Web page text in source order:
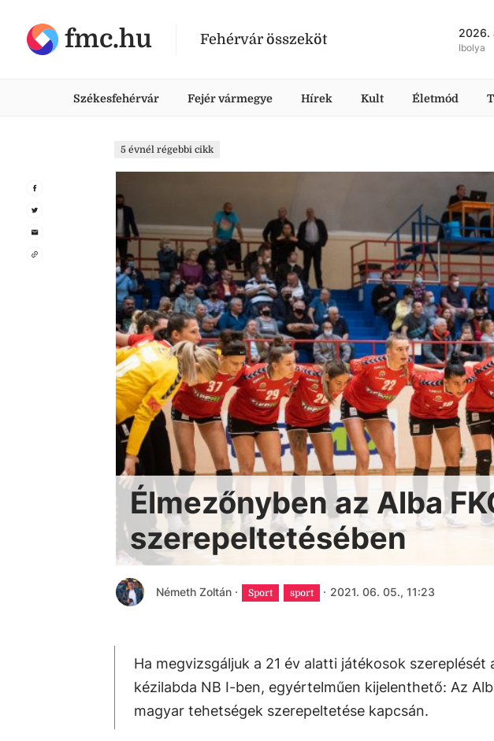
fmc.hu Fehérvár összeköt 2026.
Ibolya
Székesfehérvár Fejér vármegye Hírek Kult Életmód
5 évnél régebbi cikk
Élmezőnyben az Alba
szerepeltetésében
Németh Zoltán · Sport sport · 2021. 06. 05., 11:23
Ha megvizsgáljuk a 21 év alatti játékosok
kézilabda NB I-ben, egyértelműen kijelenthető: Az
magyar tehetségek szerepeltetése kapcsán.